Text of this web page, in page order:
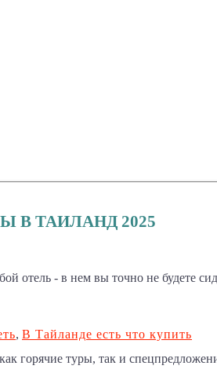
В ТАИЛАНД 2025
отель - в нем вы точно не будете
, В Тайланде есть что купить
горячие туры, так и